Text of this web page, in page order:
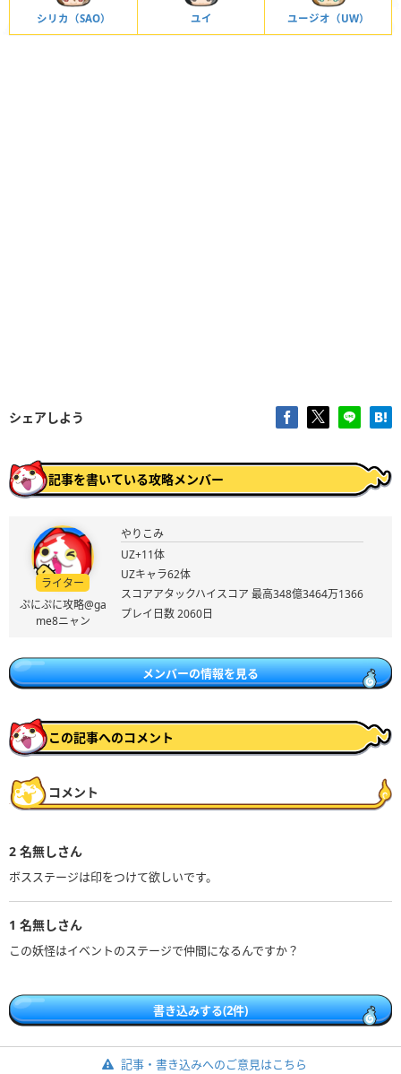
シリカ（SAO） ユイ ユージオ（UW）
シェアしよう
記事を書いている攻略メンバー
ライター
ぷにぷに攻略@ga
me8ニャン
やりこみ
UZ+11体
UZキャラ62体
スコアアタックハイスコア 最高348億3464万1366
プレイ日数 2060日
メンバーの情報を見る
この記事へのコメント
コメント
2 名無しさん
ボスステージは印をつけて欲しいです。
1 名無しさん
この妖怪はイベントのステージで仲間になるんですか？
書き込みする(2件)
記事・書き込みへのご意見はこちら